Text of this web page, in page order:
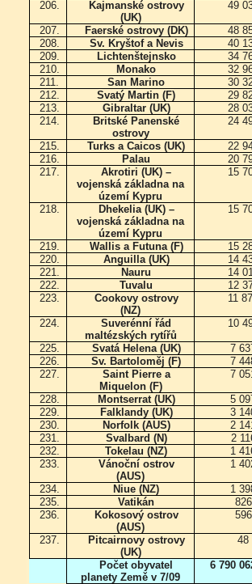
206.
Kajmanské ostrovy
(UK)
49
207. Faerské ostrovy (DK)
48
208.
Sv. Kryštof a Nevis
40
209.
Lichtenštejnsko
34
210.
Monako
32
211.
San Marino
30
212.
Svatý Martin (F)
29
213.
Gibraltar (UK)
28
214.
Britské Panenské
ostrovy
24
215. Turks a Caicos (UK)
22
216.
Palau
20
217.
Akrotiri (UK) –
vojenská základna na
území Kypru
15
218.
Dhekelia (UK) –
vojenská základna na
území Kypru
15
219. Wallis a Futuna (F)
15
220.
Anguilla (UK)
14
221.
Nauru
14
222.
Tuvalu
12
223.
Cookovy ostrovy
(NZ)
11
224.
Suverénní řád
maltézských rytířů
10
225. Svatá Helena (UK)
7
226.
Sv. Bartoloměj (F)
7
227.
Saint Pierre a
Miquelon(F)
7
228. Montserrat (UK)
5
229.
Falklandy (UK)
3
230.
Norfolk (AUS)
2
231.
Svalbard (N)
2
232.
Tokelau (NZ)
1
233.
Vánoční ostrov
(AUS)
1
234. Niue (NZ)
1
235.
Vatikán
826
236.
Kokosový ostrov
(AUS)
596
237.
Pitcairnovy ostrovy
(UK)
48
Počet obyvatel
planety Země v 7/09
6 790